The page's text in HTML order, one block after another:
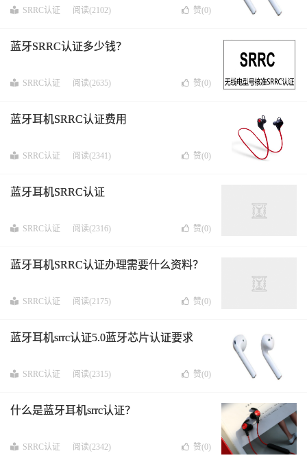
SRRC认证 阅读(2102) 赞(0)
蓝牙SRRC认证多少钱？
SRRC认证 阅读(2635) 赞(0)
蓝牙耳机SRRC认证费用
SRRC认证 阅读(2341) 赞(0)
蓝牙耳机SRRC认证
SRRC认证 阅读(2316) 赞(0)
蓝牙耳机SRRC认证办理需要什么资料？
SRRC认证 阅读(2175) 赞(0)
蓝牙耳机srrc认证5.0蓝牙芯片认证要求
SRRC认证 阅读(2315) 赞(0)
什么是蓝牙耳机srrc认证？
SRRC认证 阅读(2342) 赞(0)